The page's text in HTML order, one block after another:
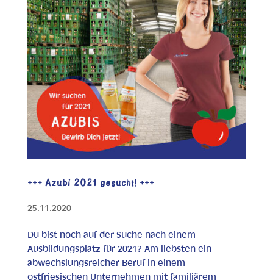
+++ Azubi 2021 gesucht! +++
25.11.2020
Du bist noch auf der Suche nach einem
Ausbildungsplatz für 2021? Am liebsten ein
abwechslungsreicher Beruf in einem
ostfriesischen Unternehmen mit familiärem